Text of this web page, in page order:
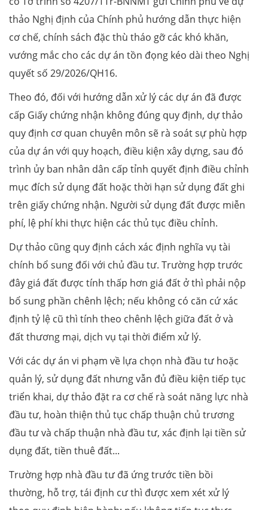
thảo Nghị định của Chính phủ hướng dẫn thực hiện
cơ chế, chính sách đặc thù tháo gỡ các khó khăn,
vướng mắc cho các dự án tồn đọng kéo dài theo Nghị
quyết số 29/2026/QH16.
Theo đó, đối với hướng dẫn xử lý các dự án đã được
cấp Giấy chứng nhận không đúng quy định, dự thảo
quy định cơ quan chuyên môn sẽ rà soát sự phù hợp
của dự án với quy hoạch, điều kiện xây dựng, sau đó
trình ủy ban nhân dân cấp tỉnh quyết định điều chỉnh
mục đích sử dụng đất hoặc thời hạn sử dụng đất ghi
trên giấy chứng nhận. Người sử dụng đất được miễn
phí, lệ phí khi thực hiện các thủ tục điều chỉnh.
Dự thảo cũng quy định cách xác định nghĩa vụ tài
chính bổ sung đối với chủ đầu tư. Trường hợp trước
đây giá đất được tính thấp hơn giá đất ở thì phải nộp
bổ sung phần chênh lệch; nếu không có căn cứ xác
định tỷ lệ cũ thì tính theo chênh lệch giữa đất ở và
đất thương mại, dịch vụ tại thời điểm xử lý.
Với các dự án vi phạm về lựa chọn nhà đầu tư hoặc
quản lý, sử dụng đất nhưng vẫn đủ điều kiện tiếp tục
triển khai, dự thảo đặt ra cơ chế rà soát năng lực nhà
đầu tư, hoàn thiện thủ tục chấp thuận chủ trương
đầu tư và chấp thuận nhà đầu tư, xác định lại tiền sử
dụng đất, tiền thuê đất...
Trường hợp nhà đầu tư đã ứng trước tiền bồi
thường, hỗ trợ, tái định cư thì được xem xét xử lý